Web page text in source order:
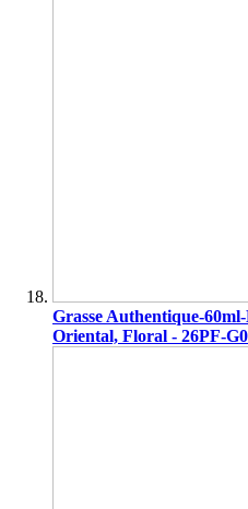
Grasse Authentique-
Oriental, Floral - 26PF-